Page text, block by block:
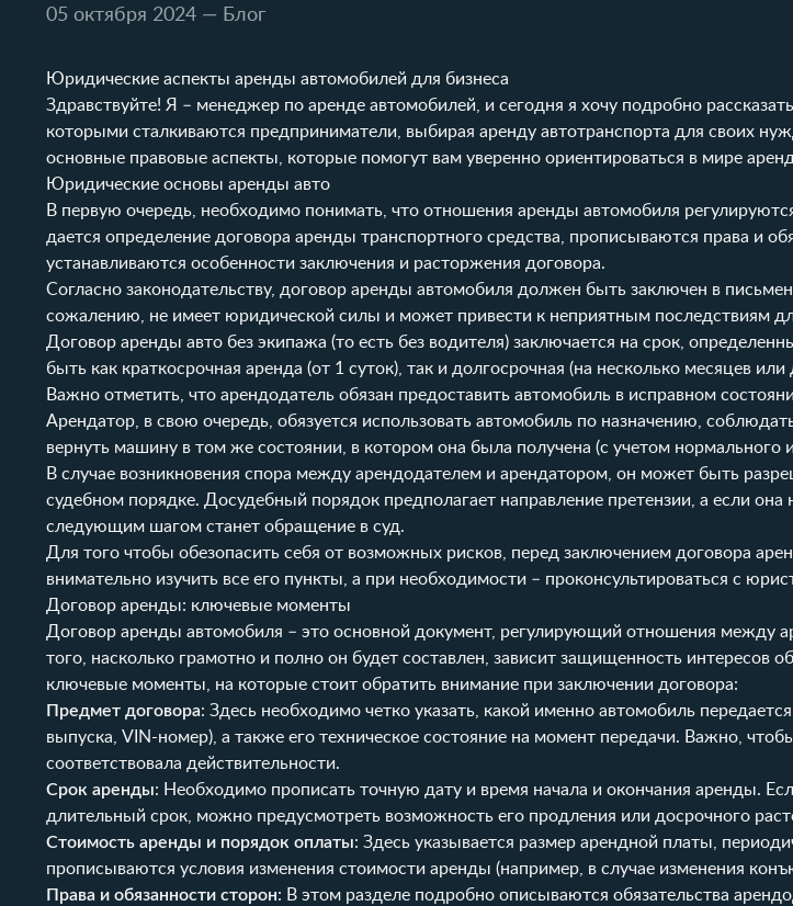
05 октября 2024 — Блог
Юридические аспекты аренды автомобилей для бизнеса
Здравствуйте! Я – менеджер по аренде автомобилей, и сегодня я хочу подробно
которыми сталкиваются предприниматели, выбирая аренду автотранспорта для своих
основные правовые аспекты, которые помогут вам уверенно ориентироваться в мире
Юридические основы аренды авто
В первую очередь, необходимо понимать, что отношения аренды автомобиля
дается определение договора аренды транспортного средства, прописываются права и
устанавливаются особенности заключения и расторжения договора.
Согласно законодательству, договор аренды автомобиля должен быть заключен в
сожалению, не имеет юридической силы и может привести к неприятным последствиям
Договор аренды авто без экипажа (то есть без водителя) заключается на срок,
быть как краткосрочная аренда (от 1 суток), так и долгосрочная (на несколько месяцев или
Важно отметить, что арендодатель обязан предоставить автомобиль в исправном
Арендатор, в свою очередь, обязуется использовать автомобиль по назначению,
вернуть машину в том же состоянии, в котором она была получена (с учетом нормального
В случае возникновения спора между арендодателем и арендатором, он может быть
судебном порядке. Досудебный порядок предполагает направление претензии, а если она
следующим шагом станет обращение в суд.
Для того чтобы обезопасить себя от возможных рисков, перед заключением договора
внимательно изучить все его пункты, а при необходимости – проконсультироваться с
Договор аренды: ключевые моменты
Договор аренды автомобиля – это основной документ, регулирующий отношения между
того, насколько грамотно и полно он будет составлен, зависит защищенность интересов
ключевые моменты, на которые стоит обратить внимание при заключении договора:
Предмет договора: Здесь необходимо четко указать, какой именно автомобиль
выпуска, VIN-номер), а также его техническое состояние на момент передачи. Важно,
соответствовала действительности.
Срок аренды: Необходимо прописать точную дату и время начала и окончания аренды.
длительный срок, можно предусмотреть возможность его продления или досрочного
Стоимость аренды и порядок оплаты: Здесь указывается размер арендной платы,
прописываются условия изменения стоимости аренды (например, в случае изменения
Права и обязанности сторон: В этом разделе подробно описываются обязательства